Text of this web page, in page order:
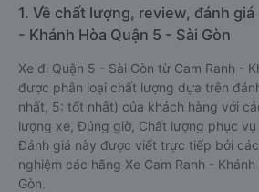
1. Về chất lượng, review, đánh giá
- Khánh Hòa Quận 5 - Sài Gòn
Xe đi Quận 5 - Sài Gòn từ Cam Ranh -
được phân loại chất lượng dựa trên
nhất, 5: tốt nhất) của khách hàng với
lượng xe, Đúng giờ, Chất lượng phục vụ
Đánh giá này được viết trực tiếp bởi
nghiệm các hãng Xe Cam Ranh -
Gòn.